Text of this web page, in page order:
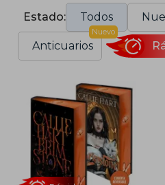
Estado: Todos
Anticuarios
Nuevo